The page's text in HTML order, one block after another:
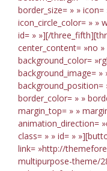
border_size= » » icon=
icon_circle_color= » »
id= » »][/
center_content= »no »
background_color=
background_image=
background_position=
border_color= » »
margin_top= » »
animation_direction=
class= » » id= »
link= »http://
multipurpose-theme/